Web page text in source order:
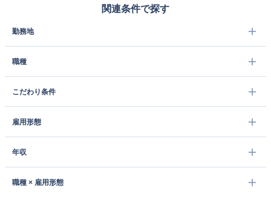
関連条件で探す
勤務地
職種
こだわり条件
雇用形態
年収
職種 × 雇用形態